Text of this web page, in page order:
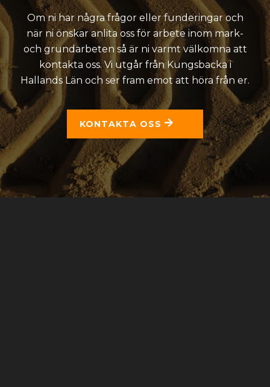
Om ni har några frågor eller funderingar och
när ni önskar anlita oss för arbete inom mark-
och grundarbeten så är ni varmt välkomna att
kontakta oss. Vi utgår från Kungsbacka i
Hallands Län och ser fram emot att höra från er.
KONTAKTA OSS